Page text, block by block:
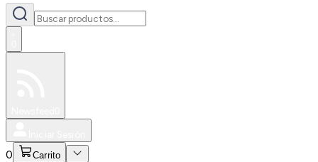
0 Carrito